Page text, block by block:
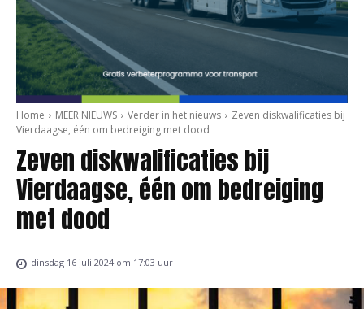
Home MEER NIEUWS Verder in het nieuws
Zeven diskwalificaties bij
Vierdaagse, één om bedreiging met dood
Zeven diskwalificaties bij
Vierdaagse, één om bedreiging
met dood
dinsdag 16 juli 2024 om 17:03 uur